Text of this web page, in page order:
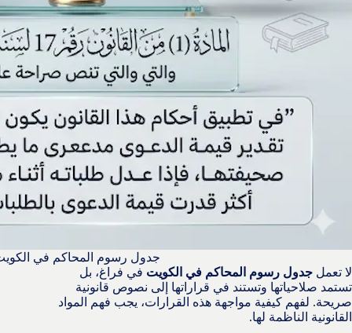
جدول رسوم المحاكم في
لا تعمل جدول رسوم المحاكم في الكويت في فراغ، بل
تستمد صلاحياتها وتستند في قراراتها إلى نصوص قانونية
صريحة. لفهم كيفية مواجهة هذه القرارات، يجب فهم المواد
القانونية الناظمة لها.